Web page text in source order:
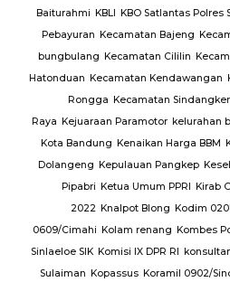
Baiturahmi KBLI KBO Satlantas Polres
Pebayuran Kecamatan Bajeng
bungbulang Kecamatan Cililin
Hatonduan Kecamatan Kendawangan
Rongga Kecamatan
Raya Kejuaraan Paramotor kelurahan
Kota Bandung Kenaikan Harga BBM
Dolangeng Kepulauan Pangkep
Pipabri Ketua Umum PPRI Kirab
2022 Knalpot Blong Kodim
0609/Cimahi Kolam renang Kombes
Sinlaeloe SIK Komisi IX DPR RI
Sulaiman Kopassus Koramil 0902/